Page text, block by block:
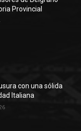
Provincial
con una sólida
Italiana